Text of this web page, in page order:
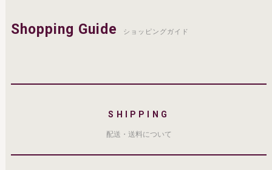
Shopping Guide ショッピングガイド
SHIPPING
配送・送料について